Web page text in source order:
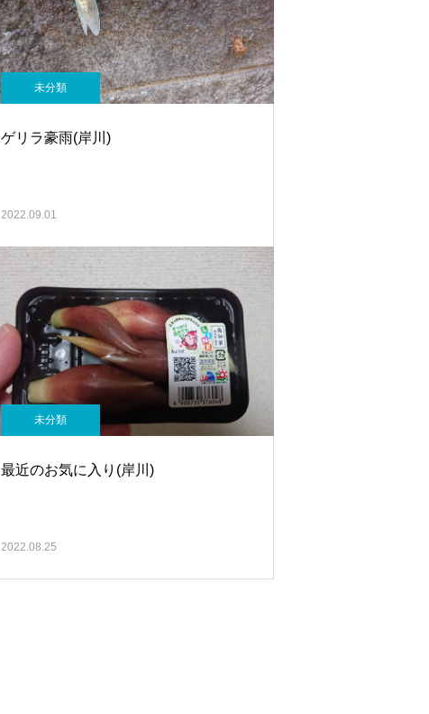
未分類
ゲリラ豪雨(岸川)
2022.09.01
未分類
最近のお気に入り(岸川)
2022.08.25